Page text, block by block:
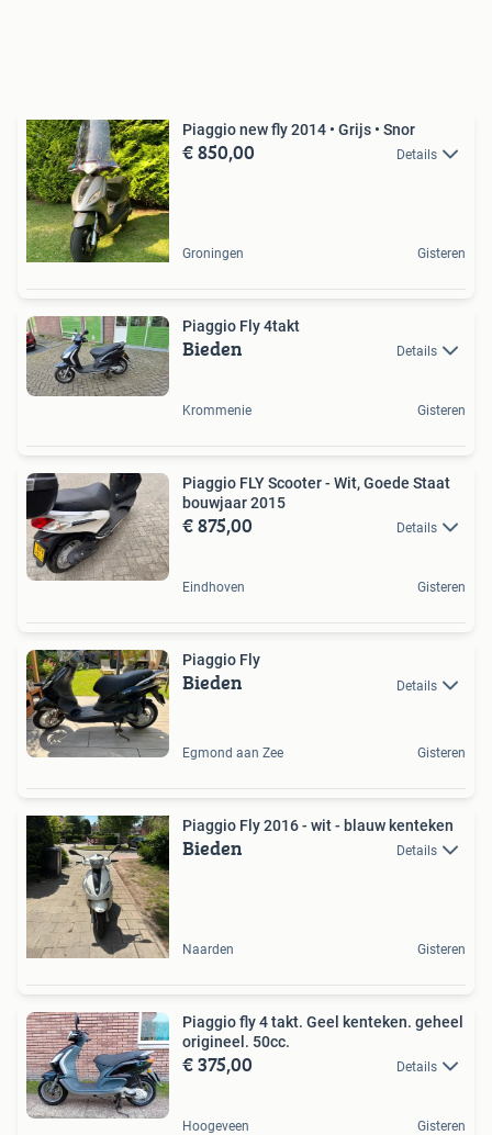
Piaggio new fly 2014 • Grijs • Snor
€ 850,00 Details
Groningen Gisteren
Piaggio Fly 4takt
Bieden Details
Krommenie Gisteren
Piaggio FLY Scooter - Wit, Goede Staat
bouwjaar 2015
€ 875,00 Details
Eindhoven Gisteren
Piaggio Fly
Bieden Details
Egmond aan Zee Gisteren
Piaggio Fly 2016 - wit - blauw kenteken
Bieden Details
Naarden Gisteren
Piaggio fly 4 takt. Geel kenteken. geheel
origineel. 50cc.
€ 375,00 Details
Hoogeveen Gisteren